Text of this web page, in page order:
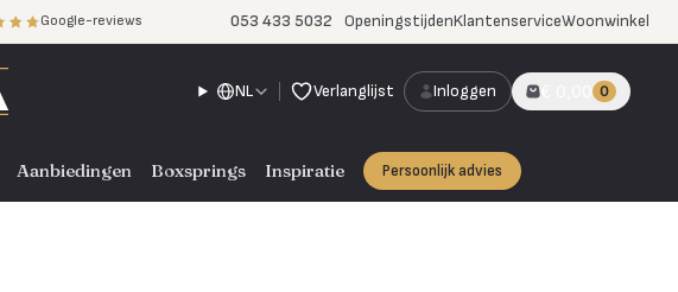
Google-reviews 053 433 5032 OpeningstijdenKlantenserviceWoonwinkel
NL Verlanglijst Inloggen € 0,00 0
Aanbiedingen Boxsprings Inspiratie Persoonlijk advies